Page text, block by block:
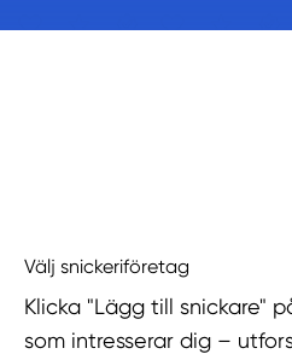
Välj snickeriföretag
Klicka "Lägg till snickare"
som intresserar dig –